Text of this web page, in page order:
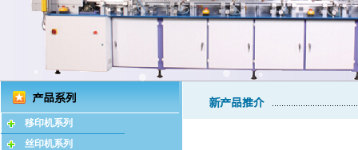
移印机系列
丝印机系列